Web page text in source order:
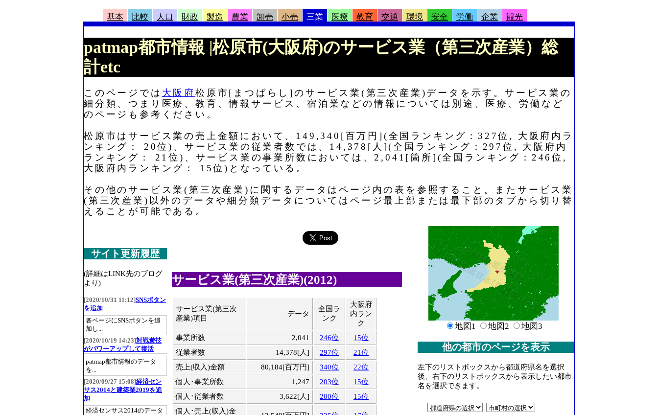
基本 比較 人口 財政 製造 農業 卸売 小売 三業 医療 教育 交通 環境 安全 労働 企業 観光
patmap都市情報 |松原市(大阪府)のサービス業（第三次産業）総
計etc
このページでは 大阪府松原市[まつばらし]のサービス業(第三次産業)データを示す。サービス業の
細分類、つまり医療、教育、情報サービス、宿泊業などの情報については別途、医療、労働など
のページも参考ください。
松原市はサービス業の売上金額において、149,340[百万円](全国ランキング：327位, 大阪府内ラ
ンキング： 20位)、サービス業の従業者数では、14,378[人](全国ランキング：297位, 大阪府内
ランキング： 21位)、サービス業の事業所数においては、2,041[箇所](全国ランキング：246位,
大阪府内ランキング： 15位)となっている。
その他のサービス業(第三次産業)に関するデータはページ内の表を参照すること。またサービス業
(第三次産業)以外のデータや細分類データについてはページ最上部または最下部のタブから切り替
えることが可能である。
サービス業(第三次産業)(2012)
サービス業(第三次
産業)項目
データ
全国ラ
ンク
大阪府
内ラン
ク
事業所数
2,041 246位
15位
従業者数
14,378[人] 297位
21位
売上(収入)金額
80,184[百万円] 340位
22位
個人･事業所数
1,247 203位
15位
個人･従業者数
3,622[人] 200位
15位
個人･売上(収入)金
サイト更新履歴
(詳細はLINK先のブログ
より)
[2020/10/31 11:12]SNSボタン
を追加
各ページにSNSボタンを追
加し...
[2020/10/19 14:23]対戦遊技
がパワーアップして復活
patmap都市情報のデータ
を...
[2020/09/27 15:08]経済セン
サス2014と建築業2019を追
加
経済センサス2014のデータ
地図1 地図2 地図3
他の都市のページを表示
左下のリストボックスから都道府県名を選択
後、右下のリストボックスから表示したい都市
名を選択できます。